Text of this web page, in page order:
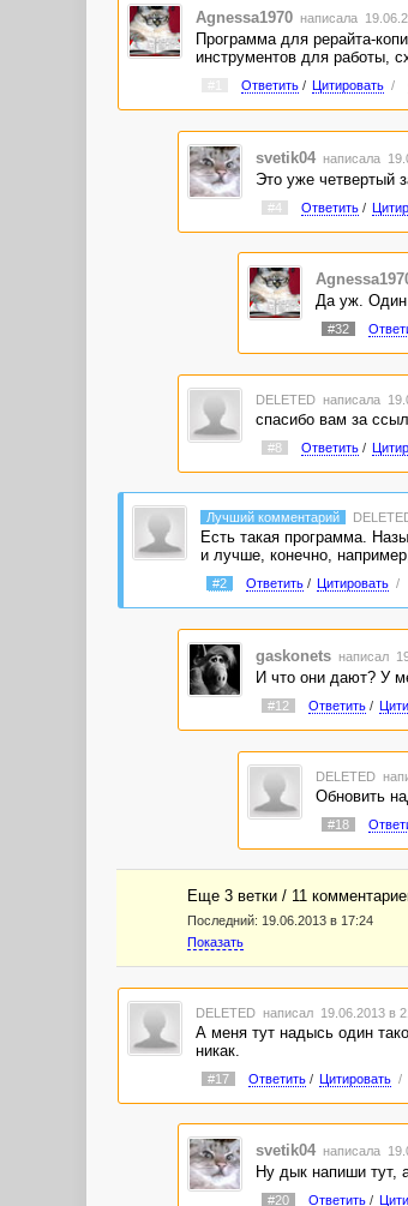
Agnessa1970 написала
Программа для рерайта-
инструментов для работы,
Ответить/ Цитировать /
svetik04 написала
Это уже четвертый
#4 Ответить/
Да уж. Один
#32
DELETED написала
спасибо вам за
#8 Ответить/
Лучший комментарий
Есть такая программа.
и лучше, конечно,
#2 Ответить/ Цитировать /
gaskonets написал
И что они дают? У
#12 Ответить/
DELETED
Обновить
#18
Еще 3 ветки / 11
Последний: 19.06.2013 в 17:24
Показать
DELETED написал 19.06.2013 в
А меня тут надысь один
никак.
#17 Ответить/ Цитировать /
svetik04 написала
Ну дык напиши тут,
#20 Ответить/